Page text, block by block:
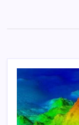
content